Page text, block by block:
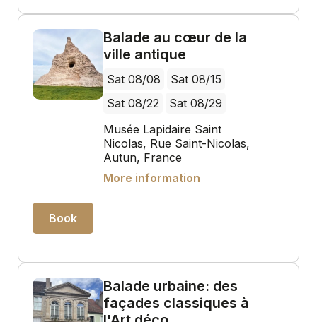
Balade au cœur de la
ville antique
Sat 08/08
Sat 08/15
Sat 08/22
Sat 08/29
Musée Lapidaire Saint
Nicolas, Rue Saint-Nicolas,
Autun, France
More information
Book
Balade urbaine: des
façades classiques à